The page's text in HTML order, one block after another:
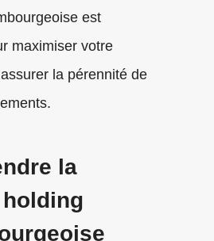
est
maximiser votre
la pérennité de
la